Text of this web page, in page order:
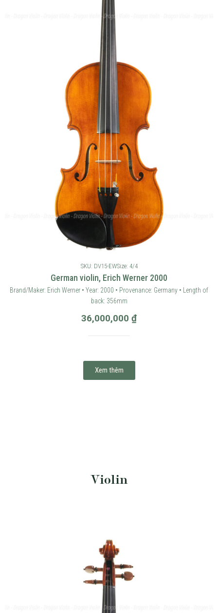
SKU: DV15-EWSize: 4/4
German violin, Erich Werner 2000
Brand/Maker: Erich Werner • Year: 2000 • Provenance: Germany • Length of
back: 356mm
36,000,000 ₫
Xem thêm
Violin